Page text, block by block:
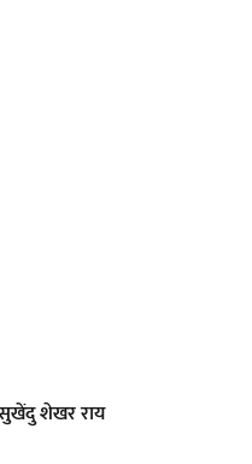
सुखेंदु शेखर राय